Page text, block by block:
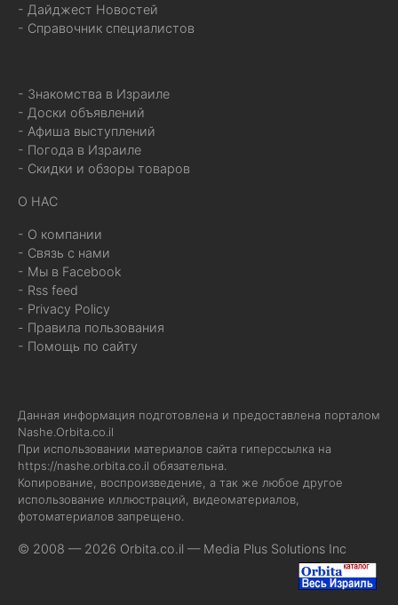
- Дайджест Новостей
- Справочник специалистов
- Знакомства в Израиле
- Доски объявлений
- Афиша выступлений
- Погода в Израиле
- Скидки и обзоры товаров
О НАС
- О компании
- Связь с нами
- Мы в Facebook
- Rss feed
- Privacy Policy
- Правила пользования
- Помощь по сайту
Данная информация подготовлена и предоставлена порталом
Nashe.Orbita.co.il
При использовании материалов сайта гиперссылка на
https://nashe.orbita.co.il обязательна.
Копирование, воспроизведение, а так же любое другое
использование иллюстраций, видеоматериалов,
фотоматериалов запрещено.
© 2008 — 2026 Orbita.co.il — Media Plus Solutions Inc